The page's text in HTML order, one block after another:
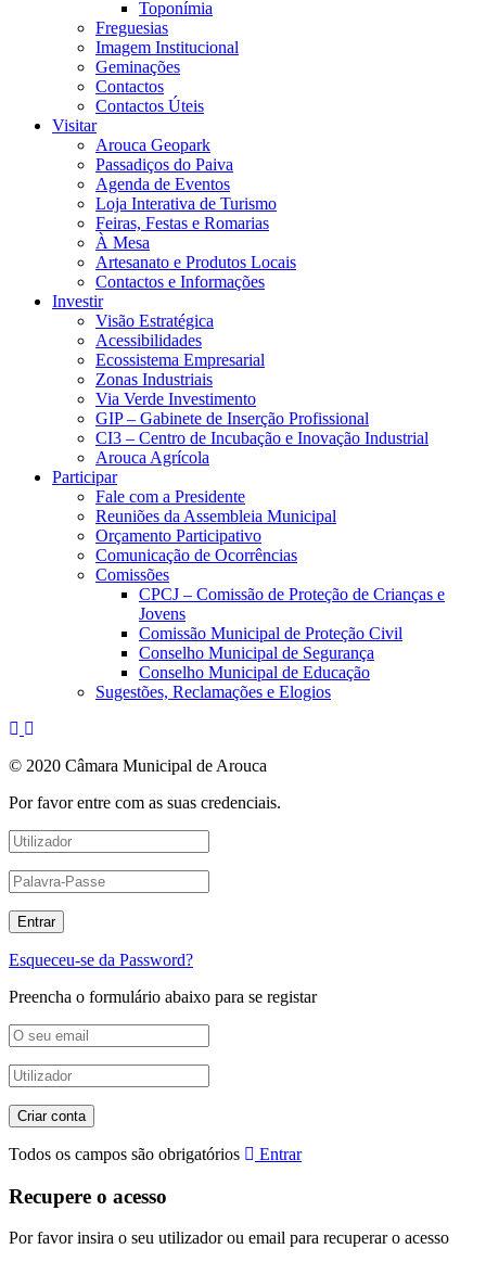
Toponímia
Freguesias
Imagem Institucional
Geminações
Contactos
Contactos Úteis
Visitar
Arouca Geopark
Passadiços do Paiva
Agenda de Eventos
Loja Interativa de Turismo
Feiras, Festas e Romarias
À Mesa
Artesanato e Produtos Locais
Contactos e Informações
Investir
Visão Estratégica
Acessibilidades
Ecossistema Empresarial
Zonas Industriais
Via Verde Investimento
GIP – Gabinete de Inserção Profissional
CI3 – Centro de Incubação e Inovação Industrial
Arouca Agrícola
Participar
Fale com a Presidente
Reuniões da Assembleia Municipal
Orçamento Participativo
Comunicação de Ocorrências
Comissões
CPCJ – Comissão de Proteção de Crianças e
Jovens
Comissão Municipal de Proteção Civil
Conselho Municipal de Segurança
Conselho Municipal de Educação
Sugestões, Reclamações e Elogios
© 2020 Câmara Municipal de Arouca
Por favor entre com as suas credenciais.
Esqueceu-se da Password?
Preencha o formulário abaixo para se registar
Todos os campos são obrigatórios Entrar
Recupere o acesso
Por favor insira o seu utilizador ou email para recuperar o acesso